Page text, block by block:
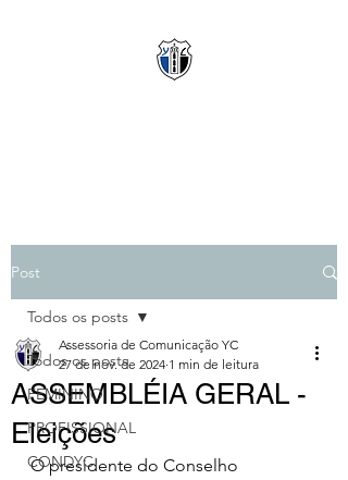
Post
Todos os posts
FEMININO
PROFISSIONAL
CONDYC
Todos os posts
ASSEMBLÉIA GERAL -
Eleições
Assessoria de Comunicação YC
27 de nov. de 2024 1 min de leitura
O presidente do Conselho